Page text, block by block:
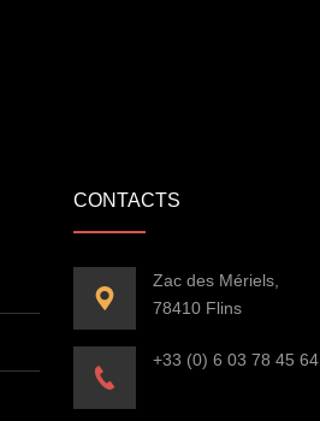
CONTACTS
Zac des Mériels,
78410 Flins
+33 (0) 6 03 78 45 64